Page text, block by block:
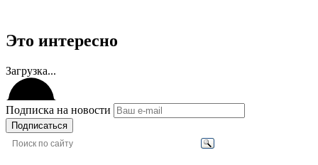
Это интересно
Загрузка...
Подписка на новости
Подписаться